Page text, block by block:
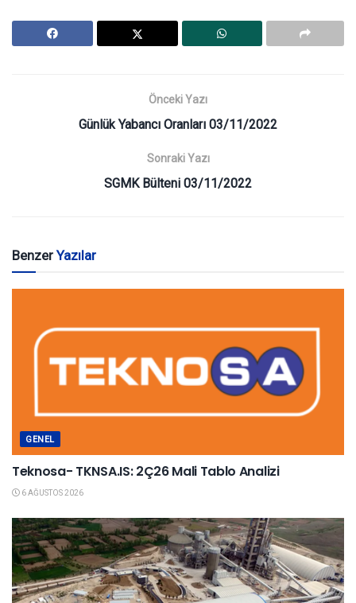
Önceki Yazı
Günlük Yabancı Oranları 03/11/2022
Sonraki Yazı
SGMK Bülteni 03/11/2022
BenzerYazılar
GENEL
Teknosa- TKNSA.IS: 2Ç26 Mali Tablo Analizi
6 AĞUSTOS 2026